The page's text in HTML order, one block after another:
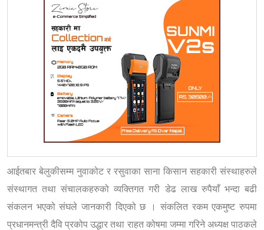
आईतबार बेलुकीसम्म नुवाकोट र रसुवाका साना किसान सहकारी संस्थाहरुले
संस्थागत तथा संचालकहरुको व्यक्तिगत गरी डेढ लाख रुपैयाँ भन्दा बढी
संकलन भएको संघले जानकारी दिएको छ । संकलित रकम एकमुष्ट रुपमा
प्रधानमन्त्री दैवि प्रकोप उद्धार तथा राहत कोषमा जम्मा गरिने अध्यक्ष पाठकले